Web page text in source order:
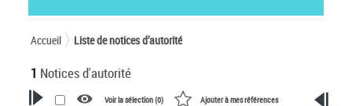
Accueil Liste de notices d’autorité
1 Notices d'autorité
Voir la sélection (0) Ajouter à mes références